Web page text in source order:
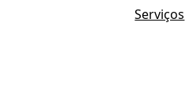
Serviços